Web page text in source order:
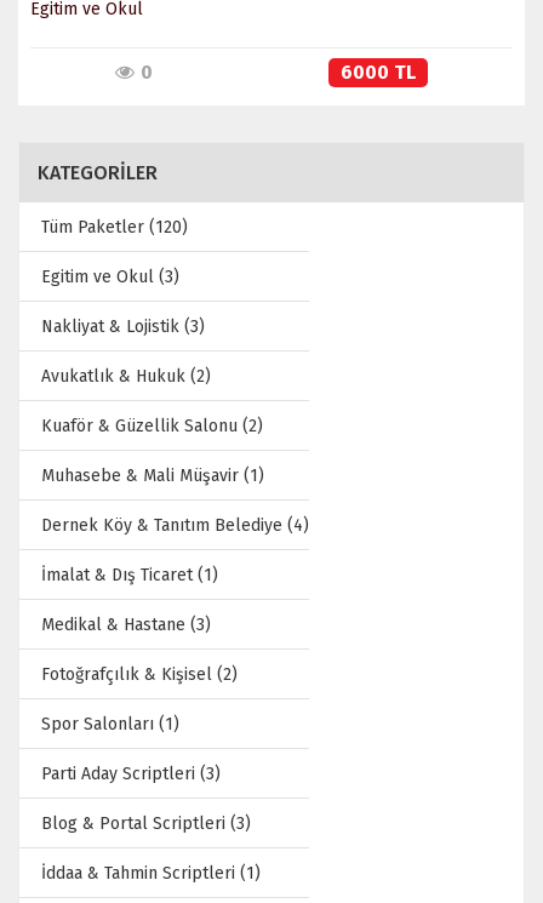
Egitim ve Okul
0 6000 TL
KATEGORİLER
Tüm Paketler (120)
Egitim ve Okul (3)
Nakliyat & Lojistik (3)
Avukatlık & Hukuk (2)
Kuaför & Güzellik Salonu (2)
Muhasebe & Mali Müşavir (1)
Dernek Köy & Tanıtım Belediye (4)
İmalat & Dış Ticaret (1)
Medikal & Hastane (3)
Fotoğrafçılık & Kişisel (2)
Spor Salonları (1)
Parti Aday Scriptleri (3)
Blog & Portal Scriptleri (3)
İddaa & Tahmin Scriptleri (1)